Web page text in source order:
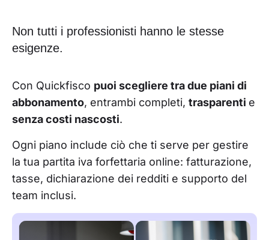
Non tutti i professionisti hanno le stesse
esigenze.
Con Quickfisco puoi scegliere tra due piani di
abbonamento, entrambi completi, trasparenti e
senza costi nascosti.
Ogni piano include ciò che ti serve per gestire
la tua partita iva forfettaria online: fatturazione,
tasse, dichiarazione dei redditi e supporto del
team inclusi.